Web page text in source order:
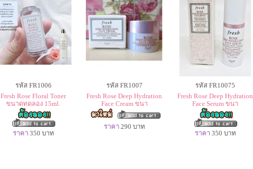
รหัส FR1006
Fresh Rose Floral Toner
ขนาดทดลอง 15ml.
ราคา 350 บาท
รหัส FR1007
Fresh Rose Deep Hydration
Face Cream ขนา
ราคา 290 บาท
รหัส FR10075
Fresh Rose Deep Hydration
Face Serum ขนา
ราคา 350 บาท